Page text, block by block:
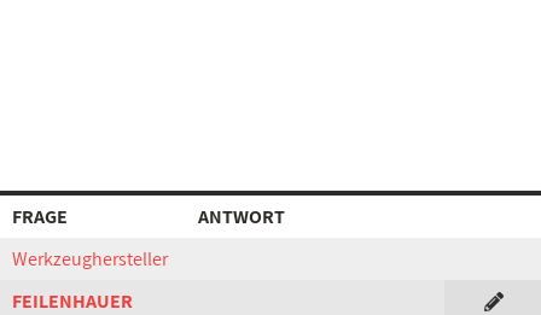
FRAGE
ANTWORT
Werkzeughersteller
FEILENHAUER